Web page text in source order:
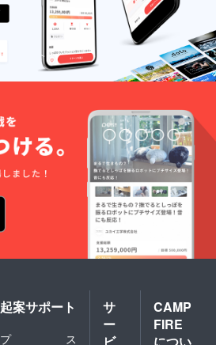
起案サポート
プ ス
サ
ー
CAMP
FIRE